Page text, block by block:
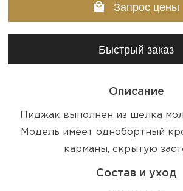
Запрос цены
Быстрый заказ
Описание
Пиджак выполнен из шелка
Модель имеет однобортный
карманы, скрытую
Состав и уход